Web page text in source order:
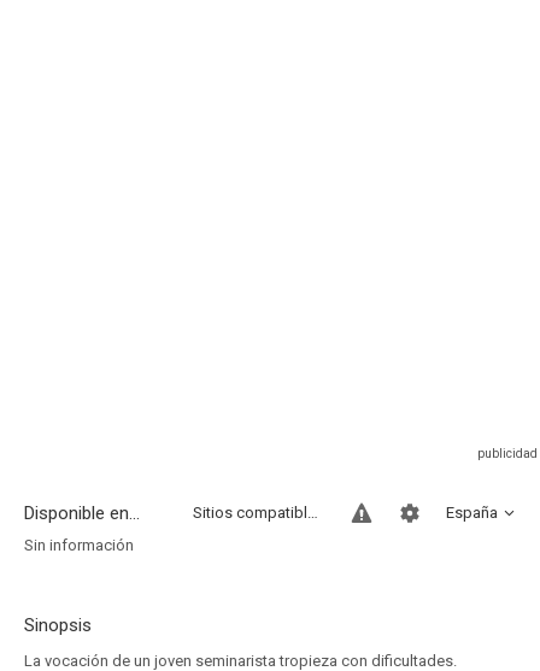
Disponible en... España
Sitios compatibles
Sin información
Sinopsis
La vocación de un joven seminarista tropieza con dificultades.